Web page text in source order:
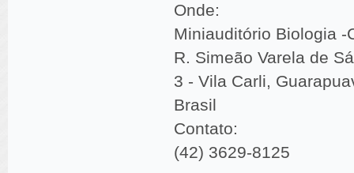
Onde:
Miniauditório Biologia -
R. Simeão Varela de Sá
3 - Vila Carli,
Brasil
Contato:
(42) 3629-8125